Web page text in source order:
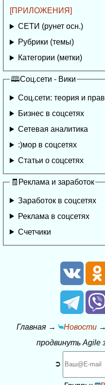
[ПРИЛОЖЕНИЯ]
СЕТИ (рунет осн.)
Рубрики (темы)
Категории (метки)
🕮Соц.сети - Вики
Соц.сети: теория и
Бизнес в соцсетях
Сетевая аналитика
:)мор в соцсетях
Статьи о соцсетях
🧾Реклама и заработок
Заработок в соцсетях
Реклама в соцсетях
Счетчики
Главная→ Новости→
продвинуть Agile
➲